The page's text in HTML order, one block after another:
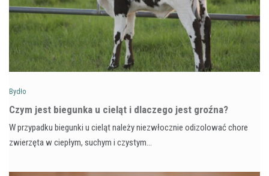
Bydło
Czym jest biegunka u cieląt i dlaczego jest groźna?
W przypadku biegunki u cieląt należy niezwłocznie odizolować chore
zwierzęta w ciepłym, suchym i czystym…